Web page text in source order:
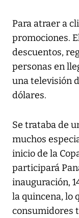
Para atraer a
promociones.
descuentos,
personas en
una televisión
dólares.
Se trataba de
muchos
inicio de la
participará
inauguración,
la quincena, lo
consumidores